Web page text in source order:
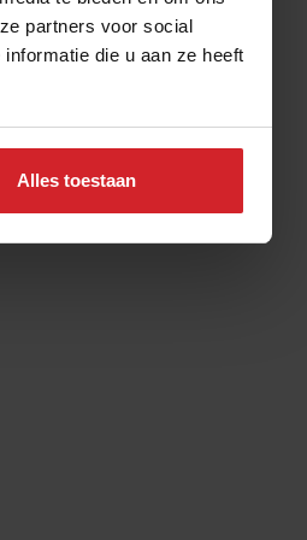
partners voor social
die u aan ze heeft
Alles toestaan